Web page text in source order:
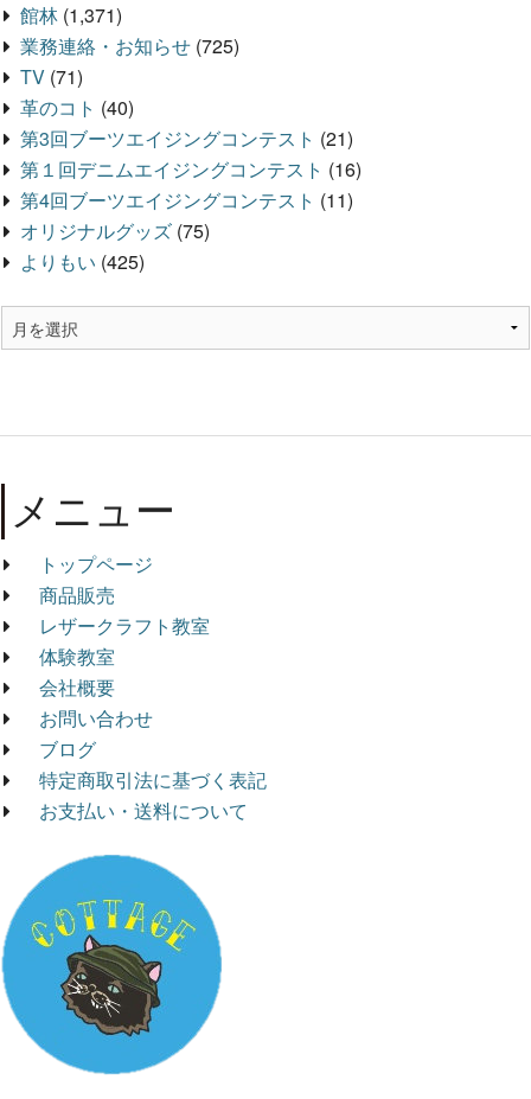
館林 (1,371)
業務連絡・お知らせ (725)
TV (71)
革のコト (40)
第3回ブーツエイジングコンテスト (21)
第１回デニムエイジングコンテスト (16)
第4回ブーツエイジングコンテスト (11)
オリジナルグッズ (75)
よりもい (425)
メニュー
トップページ
商品販売
レザークラフト教室
体験教室
会社概要
お問い合わせ
ブログ
特定商取引法に基づく表記
お支払い・送料について